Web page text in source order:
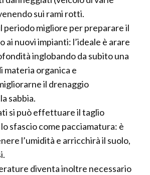
sui rami rotti.
periodo migliore per preparare il
nuovi impianti: l’ideale è arare
inglobando da subito una
materia organica e
il drenaggio
sabbia.
si può effettuare il taglio
sfascio come pacciamatura: è
l’umidità e arricchirà il suolo,
diventa inoltre necessario